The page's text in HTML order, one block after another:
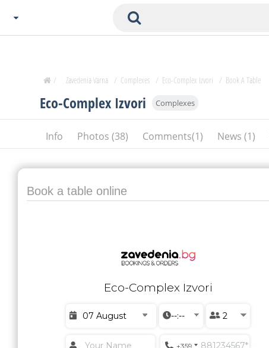
Plovdiv
Burgas
Veliko Tarnovo
Basnko
SOFIA
Eco-Complex Izvori Complexes
Info Photos (38) Comments(1) News (1)
/ Zavedenia Varna / Complexes / Eco-Complex Izvori / Book A Table
Book a table online